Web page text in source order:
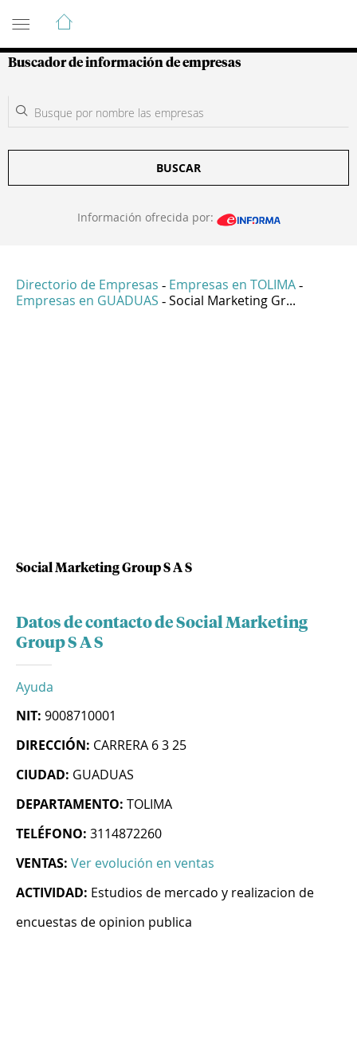
Guía de Empresas Colombianas
Buscador de información de empresas
BUSCAR
Información ofrecida por:
Directorio de Empresas - Empresas en TOLIMA -
Empresas en GUADUAS - Social Marketing Gr...
Social Marketing Group S A S
Datos de contacto de Social Marketing
Group S A S
Ayuda
NIT: 9008710001
DIRECCIÓN: CARRERA 6 3 25
CIUDAD: GUADUAS
DEPARTAMENTO: TOLIMA
TELÉFONO: 3114872260
VENTAS: Ver evolución en ventas
ACTIVIDAD: Estudios de mercado y realizacion de
encuestas de opinion publica